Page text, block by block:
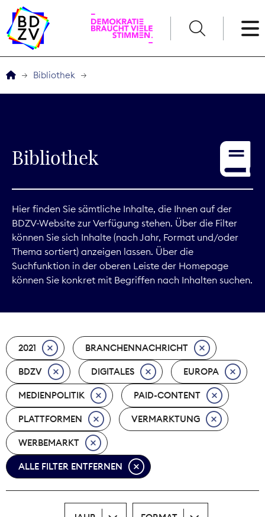
Service
Digitales
Kommunikation
Marktdaten
Nachhaltigkeit
Nachwuchs
Nova Award
Pressefreiheit
Print
Bibliothek
Bibliothek
Hier finden Sie sämtliche Inhalte, die Ihnen auf der
BDZV-Website zur Verfügung stehen. Über die Filter
können Sie sich Inhalte (nach Jahr, Format und/oder
Thema sortiert) anzeigen lassen. Über die
Suchfunktion in der oberen Leiste der Homepage
können Sie konkret mit Begriffen nach Inhalten suchen.
2021 BRANCHENNACHRICHT
BDZV DIGITALES EUROPA
MEDIENPOLITIK PAID-CONTENT
PLATTFORMEN VERMARKTUNG
WERBEMARKT
ALLE FILTER ENTFERNEN